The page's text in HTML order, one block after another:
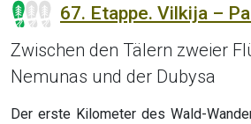
67. Etappe. Vilkija –
Zwischen den Tälern zweier
Nemunas und der Dubysa
Der erste Kilometer des Wald-